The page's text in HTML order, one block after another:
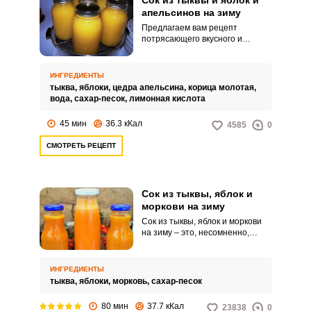
он будет отличным вариантом
напитка, с которого начнется
ваш день!
апельсинов на зиму
Предлагаем вам рецепт
потрясающего вкусного и
пюрируем тыкву, поэтому сок у
нас получается с мякотью.
ИНГРЕДИЕНТЫ
тыква, яблоки, цедра апельсина, корица молотая,
вода, сахар-песок, лимонная кислота
45 мин 36.3 кКал 4585 0
СМОТРЕТЬ РЕЦЕПТ
Сок из тыквы, яблок и
моркови на зиму
Сок из тыквы, яблок и моркови
на зиму – это, несомненно,
период, ведь яблоки содержат
большое количество железа,
ИНГРЕДИЕНТЫ
тыква, яблоки, морковь, сахар-песок
80 мин 37.7 кКал 23838 0